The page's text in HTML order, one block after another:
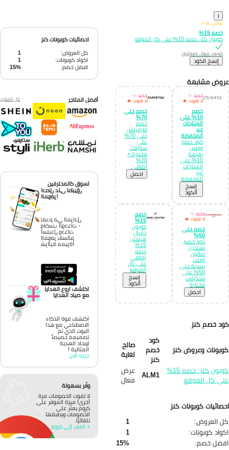
i
نوصي به ⭐
خصم 15%
كوبون كنز: خصم 15% على كل الموقع
كوبون فعال وموثوق
إِنسخ الكود
مشابهة
جديد ✨
لا تفوت 🔥
خصم
10% على
المنتجات
غير
المخفضة
كود خصم
اوناس
بقيمة
10% على
المنتجات
غير
المخفضة
إِنسخ
الكود
جديد ✨
لا تفوت 🔥
خصم حتى
70%
خصم
فارفيتش
حتى 70%
على
ستايلات
مختارة +
20%
إضافي
احصل
جديد ✨
لا تفوت 🔥
خصم حتى
50%
كود خصم
تشلدرن
صالون
اوتلت
بنسبة حتى
50% على
تشكيلات
مختارة
احصل
خصم
15%
كوبون
دانيال
هيشتر:
15%
خصم
اضافي
على كل
الموقع
إِنسخ
الكود
خصم كنز
وعروض كنز
كود
خصم
كنز
صالح
لغاية
كوبون كنز: خصم 15%
كل الموقع ALM1 عرض
فعال
كوبونات كنز
العروض:
كوبونات:
خصم:
15%
احصائيات كوبونات كنز
كل العروض:
اكواد كوبونات:
افضل خصم: 15%
أفضل المتاجر كل المتاجر
تسوق كالمحترفين
احصل على تطبيق
الموفر!
تقدم في المراحل
واكسب الوحدات -
استبدل وحدات
الموفر بقسائم
شرائية مميزة!
اكتشف اروع الهدايا
مع صياد الهدايا
اكتشف قوة الذكاء
الاصطناعي مع هذا
البوت الذي تم
تصميمه خصيصاً
لإيجاد الهدية
المثالية !
جربه الان
وفّر بسهولة
لا تفوت الخصومات مرة
أخرى! ميزة الموفر على
كروم يعثر على
الخصومات ويطبقها
تلقائيًا.
+ أضف إلى كروم